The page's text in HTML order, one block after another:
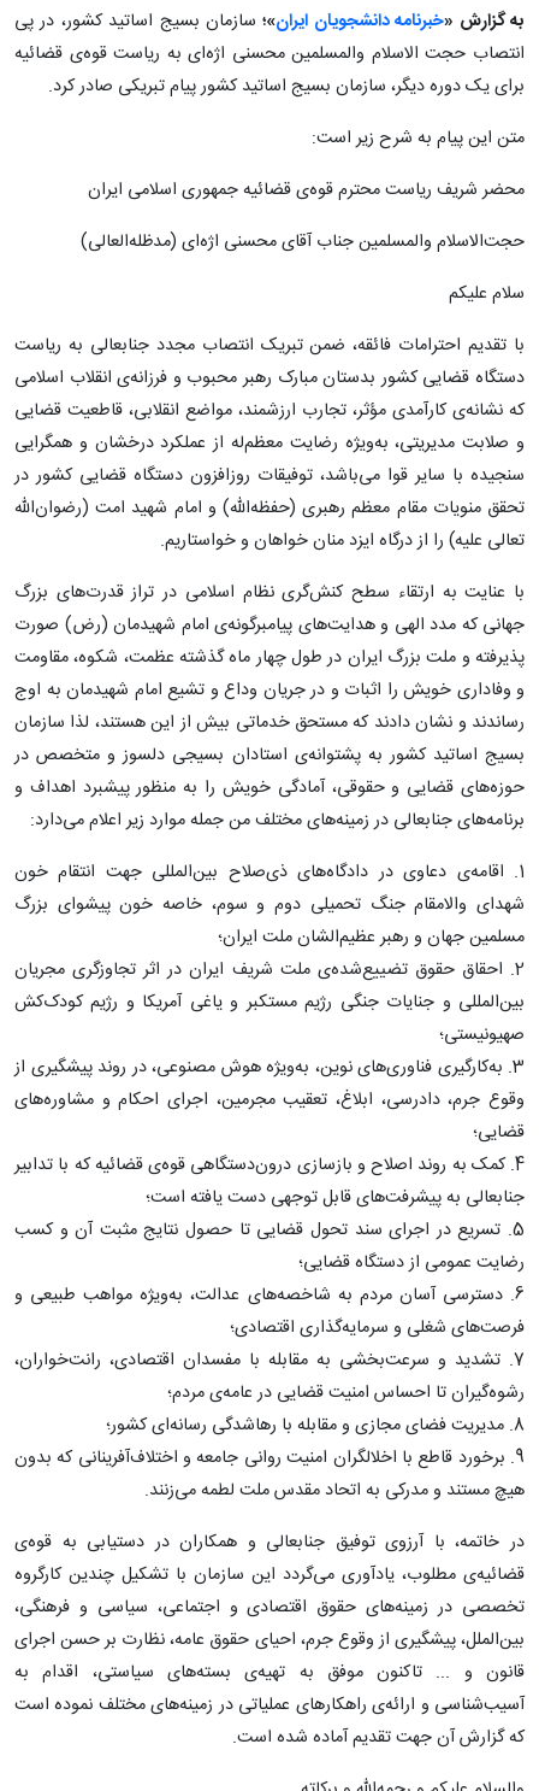
به گزارش «خبرنامه دانشجویان ایران»؛سازمان بسیج اساتید کشور، در پی
انتصاب حجت الاسلام والمسلمین محسنی اژه‌ای به ریاست قوه‌ی قضائیه
برای یک دوره دیگر، سازمان بسیج اساتید کشور پیام تبریکی صادر کرد.
متن این پیام به شرح زیر است:
محضر شریف ریاست محترم قوه‌ی قضائیه جمهوری اسلامی ایران
حجت‌الاسلام والمسلمین جناب آقای محسنی اژه‌ای (مدظله‌العالی)
سلام علیکم
با تقدیم احترامات فائقه، ضمن تبریک انتصاب مجدد جنابعالی به ریاست
دستگاه قضایی کشور بدستان مبارک رهبر محبوب و فرزانه‌ی انقلاب اسلامی
که نشانه‌ی کارآمدی مؤثر، تجارب ارزشمند، مواضع انقلابی، قاطعیت قضایی
و صلابت مدیریتی، به‌ویژه رضایت معظم‌له از عملکرد درخشان و همگرایی
سنجیده با سایر قوا می‌باشد، توفیقات روزافزون دستگاه قضایی کشور در
تحقق منویات مقام معظم رهبری (حفظه‌الله) و امام شهید امت (رضوان‌الله
تعالی علیه) را از درگاه ایزد منان خواهان و خواستاریم.
با عنایت به ارتقاء سطح کنش‌گری نظام اسلامی در تراز قدرت‌های بزرگ
جهانی که مدد الهی و هدایت‌های پیامبرگونه‌ی امام شهیدمان (رض) صورت
پذیرفته و ملت بزرگ ایران در طول چهار ماه گذشته عظمت، شکوه، مقاومت
و وفاداری خویش را اثبات و در جریان وداع و تشیع امام شهیدمان به اوج
رساندند و نشان دادند که مستحق خدماتی بیش از این هستند، لذا سازمان
بسیج اساتید کشور به پشتوانه‌ی استادان بسیجی دلسوز و متخصص در
حوزه‌های قضایی و حقوقی، آمادگی خویش را به منظور پیشبرد اهداف و
برنامه‌های جنابعالی در زمینه‌های مختلف من جمله موارد زیر اعلام می‌دارد:
1. اقامه‌ی دعاوی در دادگاه‌های ذی‌صلاح بین‌المللی جهت انتقام خون
شهدای والامقام جنگ تحمیلی دوم و سوم، خاصه خون پیشوای بزرگ
مسلمین جهان و رهبر عظیم‌الشان ملت ایران؛
2. احقاق حقوق تضییع‌شده‌ی ملت شریف ایران در اثر تجاوزگری مجریان
بین‌المللی و جنایات جنگی رژیم مستکبر و یاغی آمریکا و رژیم کودک‌کش
صهیونیستی؛
3. به‌کارگیری فناوری‌های نوین، به‌ویژه هوش مصنوعی، در روند پیشگیری از
وقوع جرم، دادرسی، ابلاغ، تعقیب مجرمین، اجرای احکام و مشاوره‌های
قضایی؛
4. کمک به روند اصلاح و بازسازی درون‌دستگاهی قوه‌ی قضائیه که با تدابیر
جنابعالی به پیشرفت‌های قابل توجهی دست یافته است؛
5. تسریع در اجرای سند تحول قضایی تا حصول نتایج مثبت آن و کسب
رضایت عمومی از دستگاه قضایی؛
6. دسترسی آسان مردم به شاخصه‌های عدالت، به‌ویژه مواهب طبیعی و
فرصت‌های شغلی و سرمایه‌گذاری اقتصادی؛
7. تشدید و سرعت‌بخشی به مقابله با مفسدان اقتصادی، رانت‌خواران،
رشوه‌گیران تا احساس امنیت قضایی در عامه‌ی مردم؛
8. مدیریت فضای مجازی و مقابله با رهاشدگی رسانه‌ای کشور؛
9. برخورد قاطع با اخلالگران امنیت روانی جامعه و اختلاف‌آفرینانی که بدون
هیچ مستند و مدرکی به اتحاد مقدس ملت لطمه می‌زنند.
در خاتمه، با آرزوی توفیق جنابعالی و همکاران در دستیابی به قوه‌ی
قضائیه‌ی مطلوب، یادآوری می‌گردد این سازمان با تشکیل چندین کارگروه
تخصصی در زمینه‌های حقوق اقتصادی و اجتماعی، سیاسی و فرهنگی،
بین‌الملل، پیشگیری از وقوع جرم، احیای حقوق عامه، نظارت بر حسن اجرای
قانون و ... تاکنون موفق به تهیه‌ی بسته‌های سیاستی، اقدام به
آسیب‌شناسی و ارائه‌ی راهکارهای عملیاتی در زمینه‌های مختلف نموده است
که گزارش آن جهت تقدیم آماده شده است.